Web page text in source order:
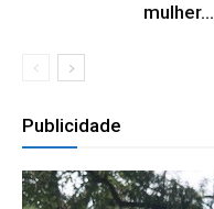
mulher...
Publicidade